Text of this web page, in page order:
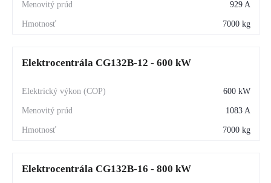
929 A
7000 kg
Elektrocentrála CG132B-12 - 600 kW
600 kW
1083 A
7000 kg
Elektrocentrála CG132B-16 - 800 kW